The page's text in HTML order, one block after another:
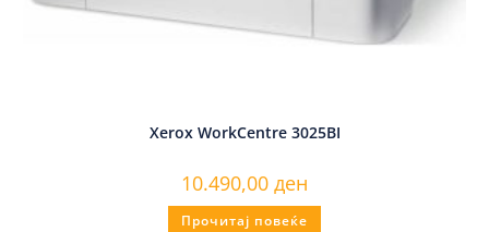
Xerox WorkCentre 3025BI
10.490,00 ден
Прочитај повеќе